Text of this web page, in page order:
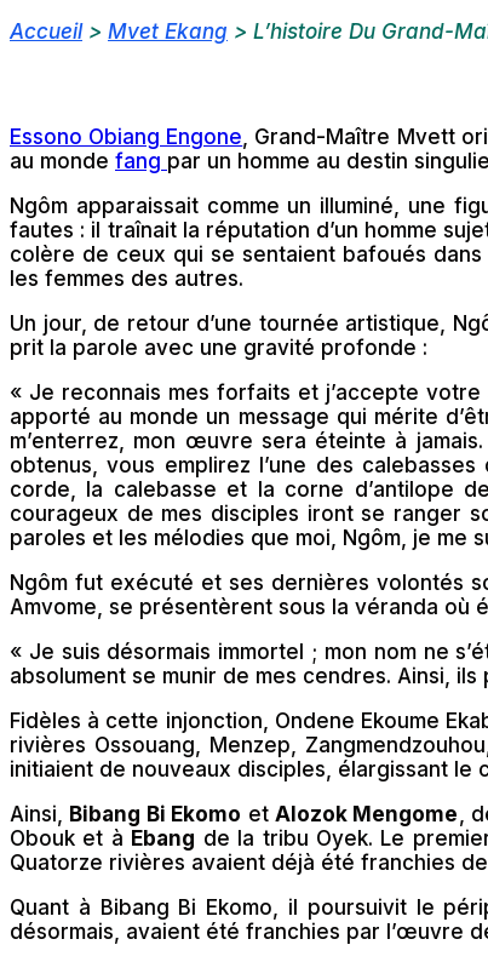
Accueil> Mvet Ekang > L’histoire Du Grand-
Essono Obiang Engone , Grand-Maître Mvett
au monde fang par un homme au destin
Ngôm apparaissait comme un illuminé, une
fautes : il traînait la réputation d’un homme
colère de ceux qui se sentaient bafoués
les femmes des autres.
Un jour, de retour d’une tournée artistique,
prit la parole avec une gravité profonde :
« Je reconnais mes forfaits et j’accepte
apporté au monde un message qui mérite
m’enterrez, mon œuvre sera éteinte à
obtenus, vous emplirez l’une des
corde, la calebasse et la corne d’antilope
courageux de mes disciples iront se ranger
paroles et les mélodies que moi, Ngôm, je me
Ngôm fut exécuté et ses dernières volontés
Amvome, se présentèrent sous la véranda où
« Je suis désormais immortel ; mon nom ne
absolument se munir de mes cendres. Ainsi,
Fidèles à cette injonction, Ondene Ekoume
rivières Ossouang, Menzep,
initiaient de nouveaux disciples, élargissant le
Ainsi, Bibang Bi Ekomo etAlozok Mengome ,
Obouk et à Ebang de la tribu Oyek. Le
Quatorze rivières avaient déjà été franchies
Quant à Bibang Bi Ekomo, il poursuivit le
désormais, avaient été franchies par l’œuvre